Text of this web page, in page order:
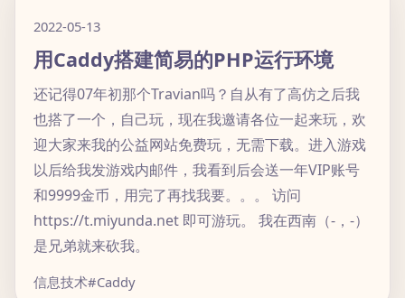
2022-05-13
用Caddy搭建简易的PHP运行环境
还记得07年初那个Travian吗？自从有了高仿之后我
也搭了一个，自己玩，现在我邀请各位一起来玩，欢
迎大家来我的公益网站免费玩，无需下载。进入游戏
以后给我发游戏内邮件，我看到后会送一年VIP账号
和9999金币，用完了再找我要。。。 访问
https://t.miyunda.net 即可游玩。 我在西南（-，-）
是兄弟就来砍我。
信息技术#Caddy